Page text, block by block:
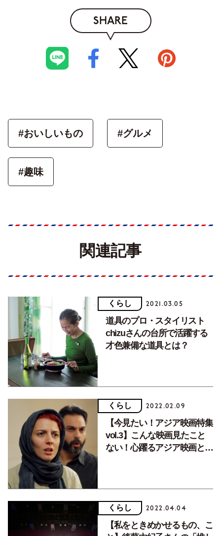
SHARE
#おいしいもの #グルメ
#趣味
関連記事
くらし 2021.03.05
道具のプロ・スタイリスト
chizuさんの台所で活躍する
才色兼備な道具とは？
くらし 2022.02.09
【今見たい！アジア映画特集
vol.3】こんな映画見たこと
ない！心躍るアジア映画との
くらし 2022.04.04
【私をときめかせるもの、こ